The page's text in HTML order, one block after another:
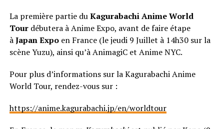
La première partie duKagurabachi Anime World
Tourdébutera à Anime Expo, avant de faire étape
àJapan Expoen France (le jeudi 9 Juillet à 14h30 sur la
scène Yuzu), ainsi qu’à AnimagiC et Anime NYC.
Pour plus d’informations sur la Kagurabachi Anime
World Tour, rendez-vous sur :
https://anime.kagurabachi.jp/en/worldtour